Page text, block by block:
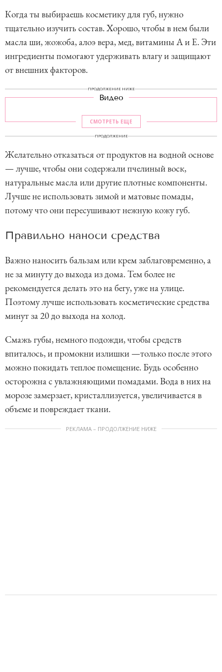
Когда ты выбираешь косметику для губ, нужно
тщательно изучить состав. Хорошо, чтобы в нем были
масла ши, жожоба, алоэ вера, мед, витамины А и Е. Эти
ингредиенты помогают удерживать влагу и защищают
от внешних факторов.
ПРОДОЛЖЕНИЕ НИЖЕ
Видео
СМОТРЕТЬ ЕЩЕ
ПРОДОЛЖЕНИЕ
Желательно отказаться от продуктов на водной основе
— лучше, чтобы они содержали пчелиный воск,
натуральные масла или другие плотные компоненты.
Лучше не использовать зимой и матовые помады,
потому что они пересушивают нежную кожу губ.
Правильно наноси средства
Важно наносить бальзам или крем заблаговременно, а
не за минуту до выхода из дома. Тем более не
рекомендуется делать это на бегу, уже на улице.
Поэтому лучше использовать косметические средства
минут за 20 до выхода на холод.
Смажь губы, немного подожди, чтобы средств
впиталось, и промокни излишки —только после этого
можно покидать теплое помещение. Будь особенно
осторожна с увлажняющими помадами. Вода в них на
морозе замерзает, кристаллизуется, увеличивается в
объеме и повреждает ткани.
РЕКЛАМА – ПРОДОЛЖЕНИЕ НИЖЕ